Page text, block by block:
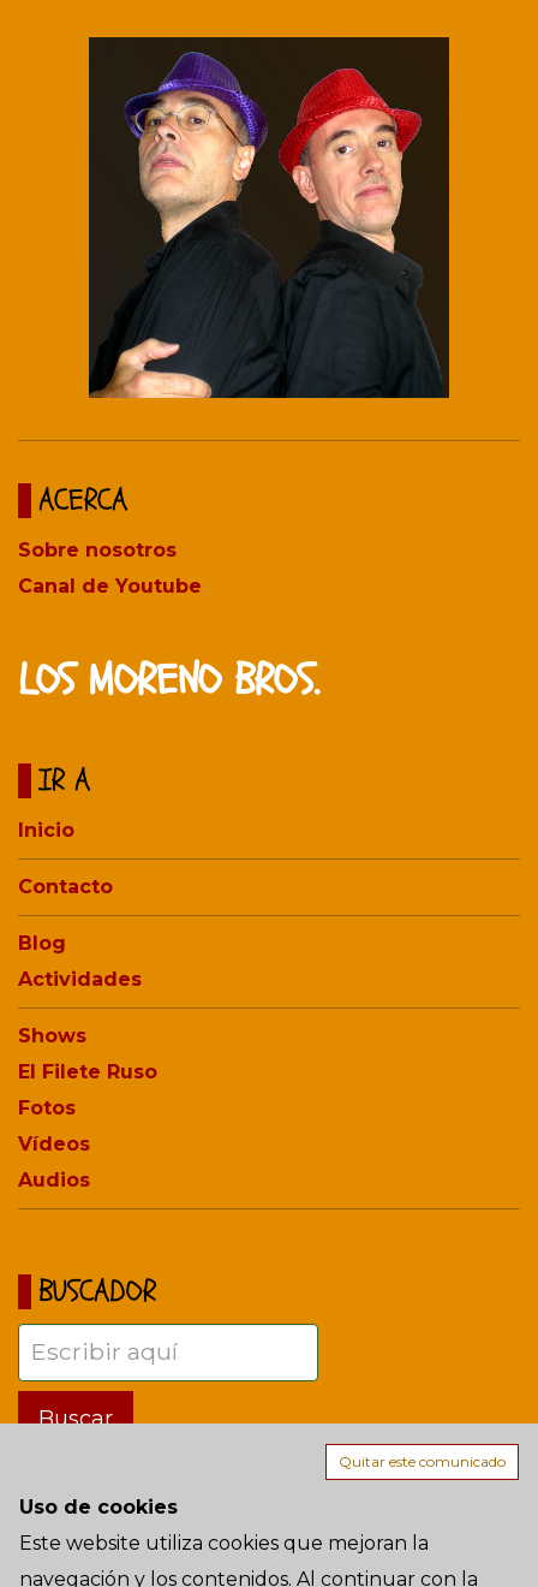
ACERCA
Sobre nosotros
Canal de Youtube
LOS MORENO BROS.
IR A
Inicio
Contacto
Blog
Actividades
Shows
El Filete Ruso
Fotos
Vídeos
Audios
BUSCADOR
Términos de uso
Quitar este comunicado
Uso de cookies
Este website utiliza cookies que mejoran la
navegación y los contenidos. Al continuar con la